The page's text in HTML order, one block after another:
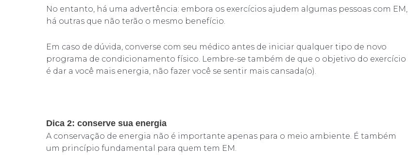
No entanto, há uma advertência: embora os exercícios ajudem algumas pessoas com EM,
há outras que não terão o mesmo benefício.
Em caso de dúvida, converse com seu médico antes de iniciar qualquer tipo de novo
programa de condicionamento físico. Lembre-se também de que o objetivo do exercício
é dar a você mais energia, não fazer você se sentir mais cansada(o).
Dica 2: conserve sua energia
A conservação de energia não é importante apenas para o meio ambiente. É também
um princípio fundamental para quem tem EM.